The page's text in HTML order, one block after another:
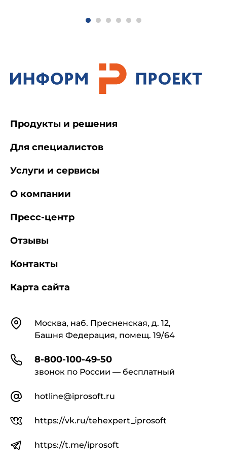
КонтактыМосква, наб. Пресненская, д. 12,
Башня Федерация, помещ. 19/64
8-800-100-49-50
звонок по России — бесплатный
hotline@iprosoft.ru
https://vk.ru/tehexpert_iprosoft
https://t.me/iprosoft
Продукты и решения
Для специалистов
Услуги и сервисы
О компании
Пресс-центр
Отзывы
Контакты
Карта сайта